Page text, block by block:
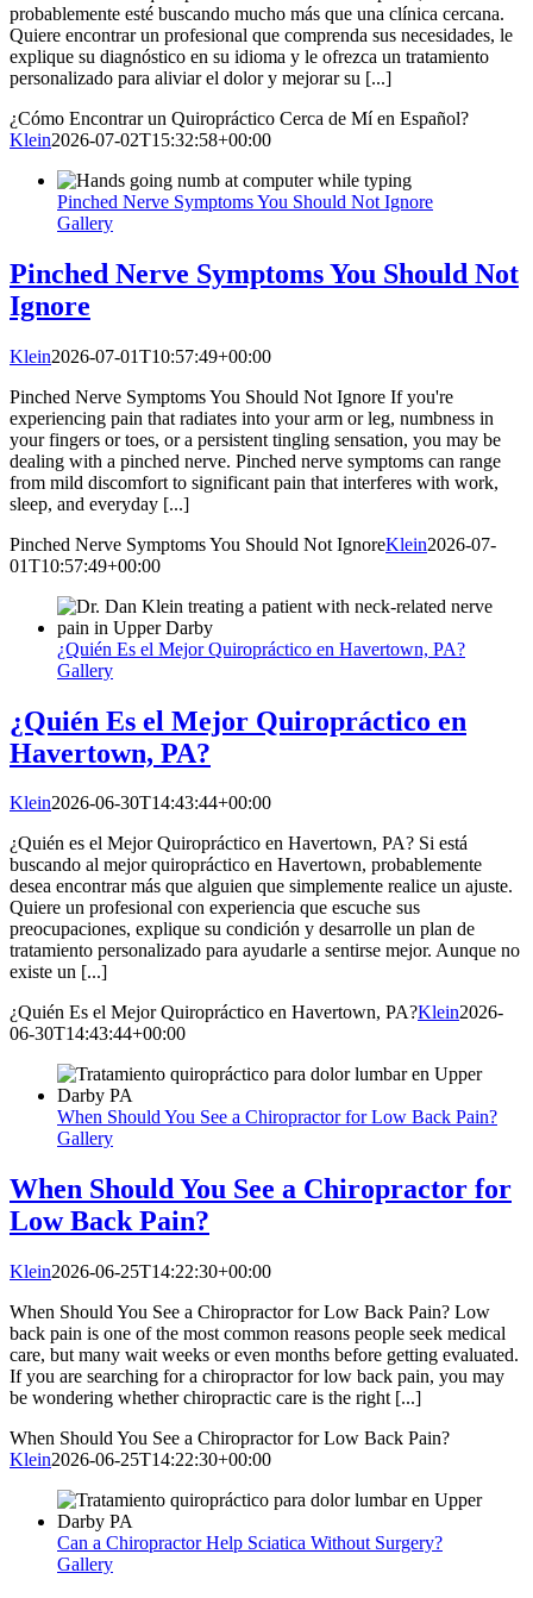
probablemente esté buscando mucho más que una clínica cercana.
Quiere encontrar un profesional que comprenda sus necesidades, le
explique su diagnóstico en su idioma y le ofrezca un tratamiento
personalizado para aliviar el dolor y mejorar su [...]
¿Cómo Encontrar un Quiropráctico Cerca de Mí en Español?
Klein2026-07-02T15:32:58+00:00
Pinched Nerve Symptoms You Should Not Ignore
Gallery
Pinched Nerve Symptoms You Should Not
Ignore
Klein2026-07-01T10:57:49+00:00
Pinched Nerve Symptoms You Should Not Ignore If you're
experiencing pain that radiates into your arm or leg, numbness in
your fingers or toes, or a persistent tingling sensation, you may be
dealing with a pinched nerve. Pinched nerve symptoms can range
from mild discomfort to significant pain that interferes with work,
sleep, and everyday [...]
Pinched Nerve Symptoms You Should Not IgnoreKlein2026-07-
01T10:57:49+00:00
¿Quién Es el Mejor Quiropráctico en Havertown, PA?
Gallery
¿Quién Es el Mejor Quiropráctico en
Havertown, PA?
Klein2026-06-30T14:43:44+00:00
¿Quién es el Mejor Quiropráctico en Havertown, PA? Si está
buscando al mejor quiropráctico en Havertown, probablemente
desea encontrar más que alguien que simplemente realice un ajuste.
Quiere un profesional con experiencia que escuche sus
preocupaciones, explique su condición y desarrolle un plan de
tratamiento personalizado para ayudarle a sentirse mejor. Aunque no
existe un [...]
¿Quién Es el Mejor Quiropráctico en Havertown, PA?Klein2026-
06-30T14:43:44+00:00
When Should You See a Chiropractor for Low Back Pain?
Gallery
When Should You See a Chiropractor for
Low Back Pain?
Klein2026-06-25T14:22:30+00:00
When Should You See a Chiropractor for Low Back Pain? Low
back pain is one of the most common reasons people seek medical
care, but many wait weeks or even months before getting evaluated.
If you are searching for a chiropractor for low back pain, you may
be wondering whether chiropractic care is the right [...]
When Should You See a Chiropractor for Low Back Pain?
Klein2026-06-25T14:22:30+00:00
Can a Chiropractor Help Sciatica Without Surgery?
Gallery